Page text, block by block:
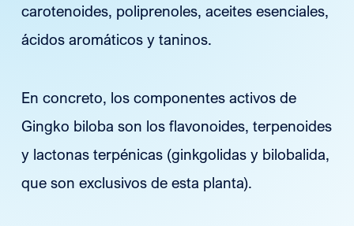
carotenoides, poliprenoles, aceites esenciales,
ácidos aromáticos y taninos.
En concreto, los componentes activos de
Gingko biloba son los flavonoides, terpenoides
y lactonas terpénicas (ginkgolidas y bilobalida,
que son exclusivos de esta planta).